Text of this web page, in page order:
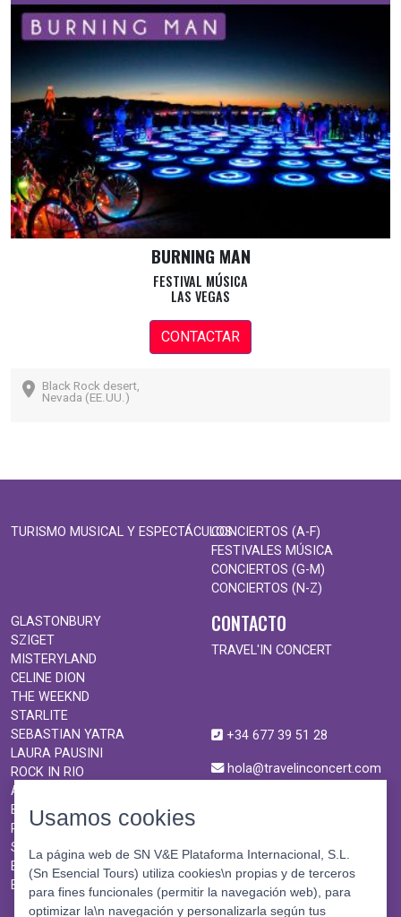
BURNING MAN
FESTIVAL MÚSICA
LAS VEGAS
CONTACTAR
Black Rock desert,
Nevada (EE.UU.)
TURISMO MUSICAL Y ESPECTÁCULOSCONCIERTOS (A-F)
FESTIVALES MÚSICA
CONCIERTOS (G-M)
CONCIERTOS (N-Z)
GLASTONBURY
SZIGET
MISTERYLAND
CELINE DION
THE WEEKND
STARLITE
SEBASTIAN YATRA
LAURA PAUSINI
ROCK IN RIO
ANDRÉ RIEU
BURNING MAN
ROCK EN SEINE
SHAKIRA
BON JOVI
BTS
CONTACTO
TRAVEL'IN CONCERT
+34 677 39 51 28
hola@travelinconcert.com
Usamos cookies
La página web de SN V&E Plataforma Internacional, S.L.
(Sn Esencial Tours) utiliza cookies\n propias y de terceros
para fines funcionales (permitir la navegación web), para
optimizar la\n navegación y personalizarla según tus